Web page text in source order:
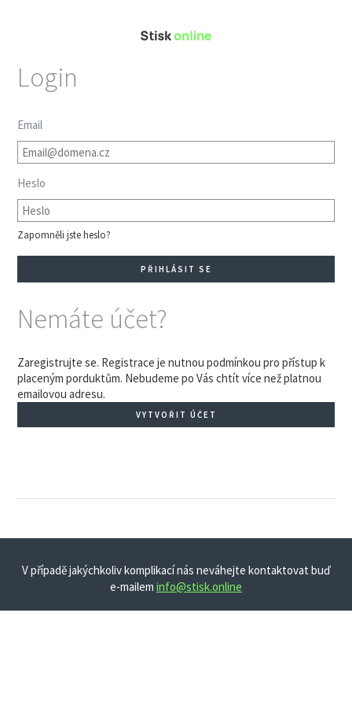
Login
Email
Heslo
Zapomněli jste heslo?
Nemáte účet?
Zaregistrujte se. Registrace je nutnou podmínkou pro přístup k
placeným porduktům. Nebudeme po Vás chtít více než platnou
emailovou adresu.
VYTVOŘIT ÚČET
V případě jakýchkoliv komplikací nás neváhejte kontaktovat buď
e-mailem info@stisk.online